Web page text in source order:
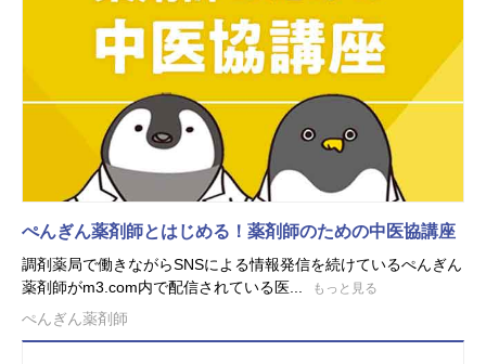
ぺんぎん薬剤師とはじめる！薬剤師のための中医協講座
調剤薬局で働きながらSNSによる情報発信を続けているぺんぎん
薬剤師がm3.com内で配信されている医...
もっと見る
ぺんぎん薬剤師